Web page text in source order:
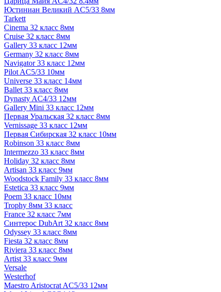
Юстиниан Великий AC5/33 8мм
Tarkett
Cinema 32 класс 8мм
Cruise 32 класс 8мм
Gallery 33 класс 12мм
Germany 32 класс 8мм
Navigator 33 класс 12мм
Pilot AC5/33 10мм
Universe 33 класс 14мм
Ballet 33 класс 8мм
Dynasty AC4/33 12мм
Gallery Mini 33 класс 12мм
Первая Уральская 32 класс 8мм
Vernissage 33 класс 12мм
Первая Сибирская 32 класс 10мм
Robinson 33 класс 8мм
Intermezzo 33 класс 8мм
Holiday 32 класс 8мм
Artisan 33 класс 9мм
Woodstock Family 33 класс 8мм
Estetica 33 класс 9мм
Poem 33 класс 10мм
Trophy 8мм 33 класс
France 32 класс 7мм
Синтерос DubArt 32 класс 8мм
Odyssey 33 класс 8мм
Fiesta 32 класс 8мм
Riviera 33 класс 8мм
Artist 33 класс 9мм
Versale
Westerhof
Maestro Aristocrat AC5/33 12мм